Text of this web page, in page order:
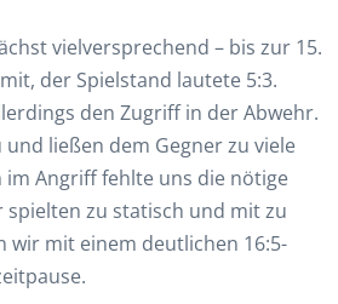
vielversprechend – bis zur 15.
der Spielstand lautete 5:3.
den Zugriff in der Abwehr.
ließen dem Gegner zu viele
im Angriff fehlte uns die nötige
spielten zu statisch und mit zu
wir mit einem deutlichen 16:5-